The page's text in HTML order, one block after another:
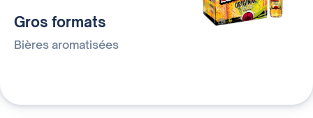
Gros formats
Bières aromatisées